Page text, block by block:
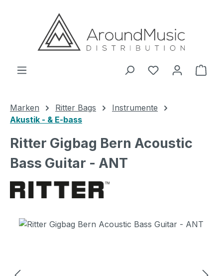
Zum Hauptinhalt springen
Marken Ritter Bags
Instrumente
Akustik - & E-bass
Ritter Gigbag Bern Acoustic
Bass Guitar - ANT
Bildergalerie überspringen